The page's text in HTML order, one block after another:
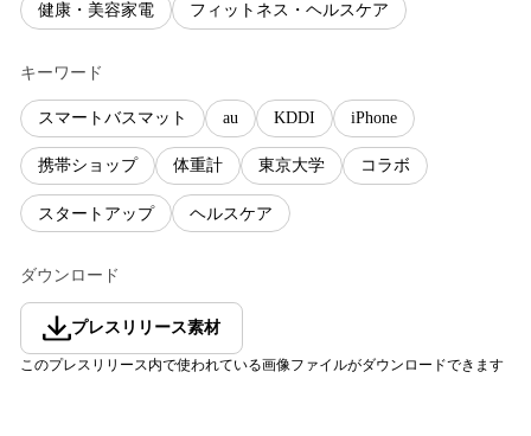
健康・美容家電 フィットネス・ヘルスケア
キーワード
スマートバスマット au KDDI iPhone
携帯ショップ 体重計 東京大学 コラボ
スタートアップ ヘルスケア
ダウンロード
プレスリリース素材
このプレスリリース内で使われている画像ファイルがダウンロードできます